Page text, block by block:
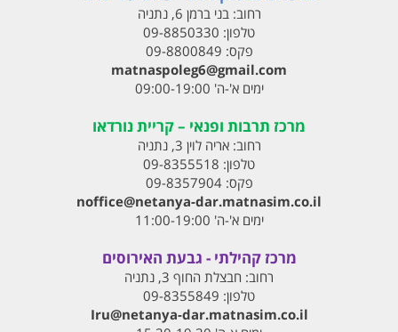
רחוב:בני ברמן 6, נתניה
טלפון: 09-8850330
פקס: 09-8800849
matnaspoleg6@gmail.com
ימים א'-ה' 09:00-19:00
מרכז תרבות ופנאי – קריית נורדאו
רחוב:אריה לוין 3, נתניה
טלפון: 09-8355518
פקס:09-8357904
noffice@netanya-dar.matnasim.co.il
ימים א'-ה' 11:00-19:00
מרכז קהילתי - גבעת האירוסים
רחוב: חבצלת החוף 3, נתניה
טלפון: 09-8355849
Iru@netanya-dar.matnasim.co.il‏